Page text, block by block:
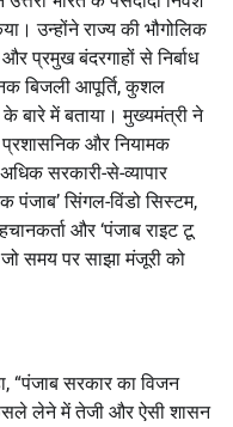
उन्होंने राज्य की भौगोलिक
प्रमुख बंदरगाहों से निर्बाध
बिजली आपूर्ति, कुशल
के बारे में बताया। मुख्यमंत्री ने
और नियामक
सरकारी-से-व्यापार
पंजाब’ सिंगल-विंडो सिस्टम,
और ‘पंजाब राइट टू
समय पर साझा मंजूरी को
“पंजाब सरकार का विजन
लेने में तेजी और ऐसी शासन